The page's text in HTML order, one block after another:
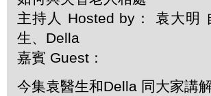
主持人 Hosted by： 袁大明
生、Della
嘉賓 Guest：
今集袁醫生和Della 同大家講